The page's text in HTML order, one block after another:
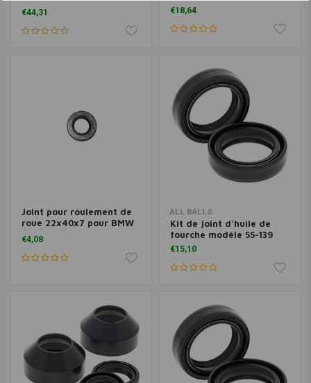
poussière Modèle 56-187
€44,31 €18,64
Joint pour roulement de
roue 22x40x7 pour BMW
/6, /7, G/S et ST
€4,08
ALL BALLS
Kit de joint d'huile de
fourche modèle 55-139
€15,10